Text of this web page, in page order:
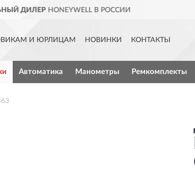
И ЮРЛИЦАМ НОВИНКИ КОНТАКТЫ
Автоматика Манометры Ремкомплекты